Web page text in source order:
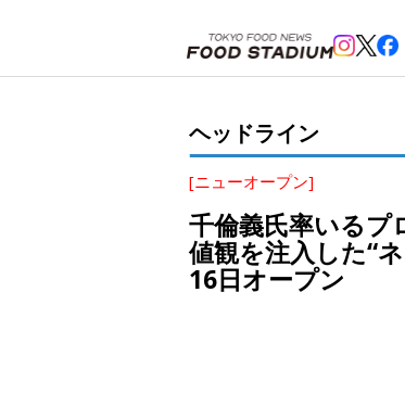
ヘッドライン
[ニューオープン]
千倫義氏率いる
値観を注入した“
16日オープン